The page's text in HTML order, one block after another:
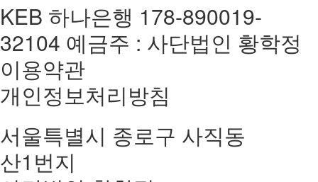
KEB 하나은행 178-890019-
32104 예금주 : 사단법인 황학정
이용약관
개인정보처리방침
서울특별시 종로구 사직동
산1번지